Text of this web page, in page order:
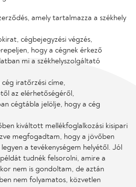
amely tartalmazza a székhely
cégbejegyzési végzés,
hogy a cégnek érkező
mi a székhelyszolgáltató
iratőrzési címe,
az elérhetőségéről,
cégtábla jelölje, hogy a cég
kiváltott mellékfoglalkozási kisipari
megfogadtam, hogy a jövőben
a tevékenységem helyétől. Jól
tudnék felsorolni, amire a
nem is gondoltam, de aztán
nem folyamatos, közvetlen